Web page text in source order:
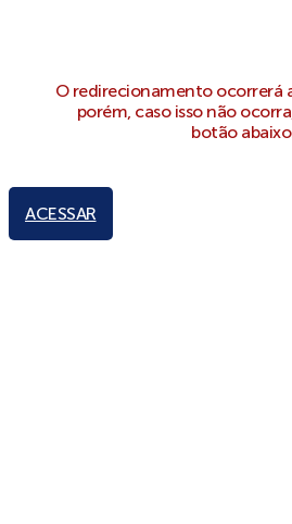
O redirecionamento ocorrerá
porém, caso isso não
botão
ACESSAR